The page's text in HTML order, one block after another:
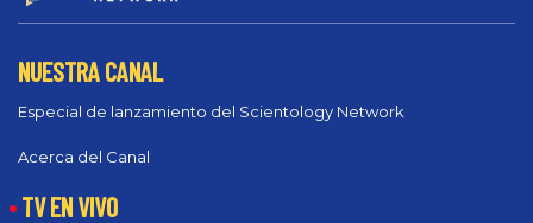
NUESTRA CANAL
Especial de lanzamiento del Scientology Network
Acerca del Canal
TV EN VIVO